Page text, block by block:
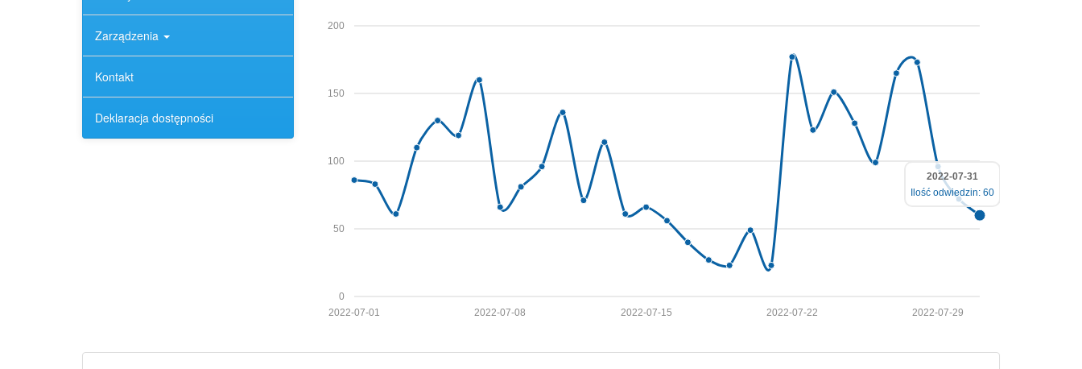
Zarządzenia
Kontakt
Deklaracja dostępności
0
50
100
150
200
2022-07-29
2022-07-22
2022-07-15
2022-07-08
2022-07-01
2022-07-31
Ilość odwiedzin: 60